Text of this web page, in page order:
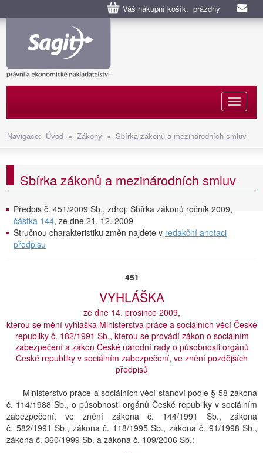
Váš nákupní košík: prázdný
Navigace: Úvod » Zákony » Sbírka zákonů a mezinárodních smluv
Sbírka zákonů a mezinárodních smluv
Předpis č. 451/2009 Sb., zdroj: Sbírka zákonů ročník 2009,
částka 144, ze dne 21. 12. 2009
Stručnou charakteristiku změn najdete v redakční anotaci
předpisu
451
VYHLÁŠKA
ze dne 14. prosince 2009,
kterou se mění vyhláška Ministerstva práce a sociálních věcí České
republiky č. 182/1991 Sb., kterou se provádí zákon o sociálním
zabezpečení a zákon České národní rady o působnosti orgánů
České republiky v sociálním zabezpečení, ve znění pozdějších
předpisů
Ministerstvo práce a sociálních věcí stanoví podle § 58 zákona
č. 114/1988 Sb., o působnosti orgánů České republiky v sociálním
zabezpečení, ve znění zákona č. 144/1991 Sb., zákona
č. 582/1991 Sb., zákona č. 118/1995 Sb., zákona č. 91/1998 Sb.,
zákona č. 360/1999 Sb. a zákona č. 109/2006 Sb.: